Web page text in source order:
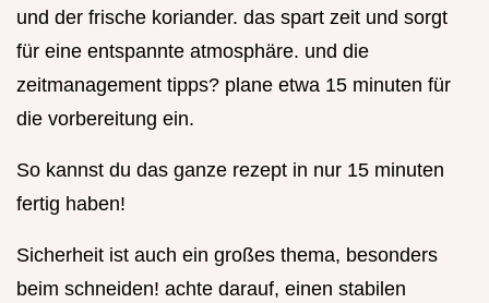
und der frische koriander. das spart zeit und sorgt
für eine entspannte atmosphäre. und die
zeitmanagement tipps? plane etwa 15 minuten für
die vorbereitung ein.
So kannst du das ganze rezept in nur 15 minuten
fertig haben!
Sicherheit ist auch ein großes thema, besonders
beim schneiden! achte darauf, einen stabilen